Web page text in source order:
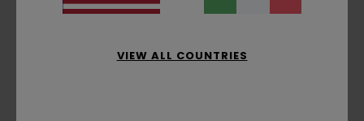
Mostra originale - Français
Consiglio questo prodotto
VIEW ALL COUNTRIES